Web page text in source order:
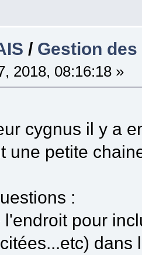
/ Gestion
2018, 08:16:18 »
cygnus il y a
une petite
:
l'endroit pour
dans